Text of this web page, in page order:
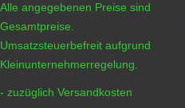
Alle angegebenen Preise sind
Gesamtpreise.
Umsatzsteuerbefreit aufgrund
Kleinunternehmerregelung.
- zuzüglich Versandkosten